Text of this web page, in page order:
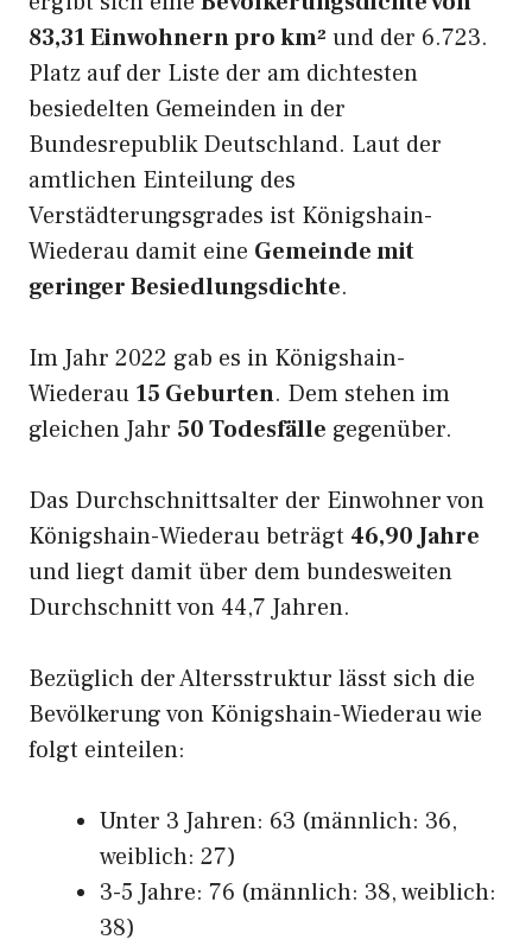
83,31 Einwohnern pro km² und der 6.723.
Platz auf der Liste der am dichtesten
besiedelten Gemeinden in der
Bundesrepublik Deutschland. Laut der
amtlichen Einteilung des
Verstädterungsgrades ist Königshain-
Wiederau damit eine Gemeinde mit
geringer Besiedlungsdichte.
Im Jahr 2022 gab es in Königshain-
Wiederau 15 Geburten. Dem stehen im
gleichen Jahr 50 Todesfälle gegenüber.
Das Durchschnittsalter der Einwohner von
Königshain-Wiederau beträgt 46,90 Jahre
und liegt damit über dem bundesweiten
Durchschnitt von 44,7 Jahren.
Bezüglich der Altersstruktur lässt sich die
Bevölkerung von Königshain-Wiederau wie
folgt einteilen:
Unter 3 Jahren: 63 (männlich: 36,
weiblich: 27)
3-5 Jahre: 76 (männlich: 38, weiblich:
38)